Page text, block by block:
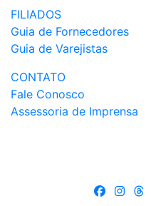
FILIADOS
Guia de Fornecedores
Guia de Varejistas
CONTATO
Fale Conosco
Assessoria de Imprensa